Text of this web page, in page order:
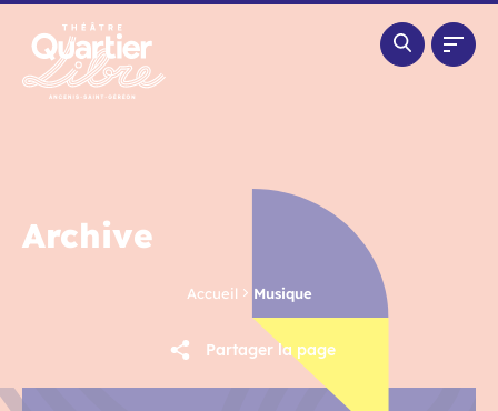
Archive
Accueil Musique
Partager la page
Panneau de gestion des cookies